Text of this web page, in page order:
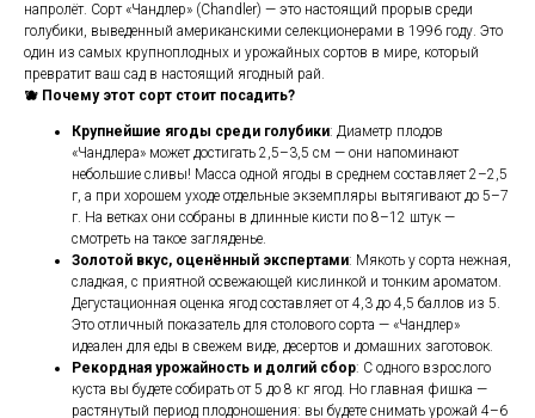
напролёт. Сорт «Чандлер» (Chandler) — это настоящий прорыв среди
голубики, выведенный американскими селекционерами в 1996 году. Это
один из самых крупноплодных и урожайных сортов в мире, который
превратит ваш сад в настоящий ягодный рай.
🫐 Почему этот сорт стоит посадить?
Крупнейшие ягоды среди голубики: Диаметр плодов
«Чандлера» может достигать 2,5–3,5 см — они напоминают
небольшие сливы! Масса одной ягоды в среднем составляет 2–2,5
г, а при хорошем уходе отдельные экземпляры вытягивают до 5–7
г. На ветках они собраны в длинные кисти по 8–12 штук —
смотреть на такое загляденье.
Золотой вкус, оценённый экспертами: Мякоть у сорта нежная,
сладкая, с приятной освежающей кислинкой и тонким ароматом.
Дегустационная оценка ягод составляет от 4,3 до 4,5 баллов из 5.
Это отличный показатель для столового сорта — «Чандлер»
идеален для еды в свежем виде, десертов и домашних заготовок.
Рекордная урожайность и долгий сбор: С одного взрослого
куста вы будете собирать от 5 до 8 кг ягод. Но главная фишка —
растянутый период плодоношения: вы будете снимать урожай 4–6